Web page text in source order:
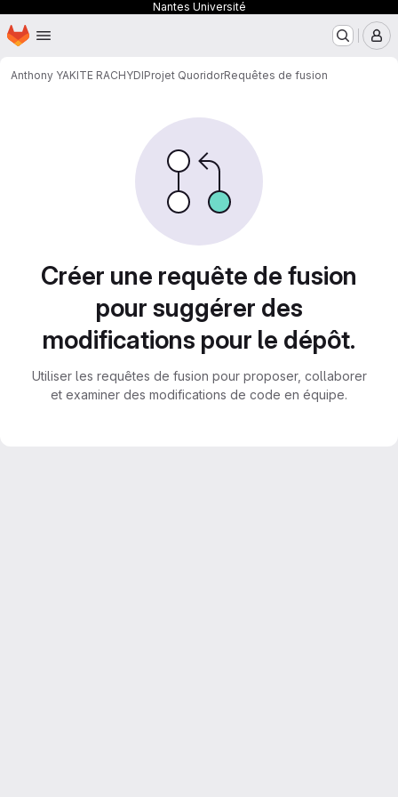
Nantes Université
Passer au contenu principal
Page d'accueil
Anthony YAKITE RACHYDIProjet QuoridorRequêtes de fusion
Créer une requête de fusion
pour suggérer des
modifications pour le dépôt.
Utiliser les requêtes de fusion pour proposer, collaborer
et examiner des modifications de code en équipe.